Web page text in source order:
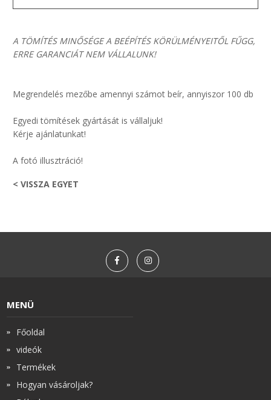
A TÖMÍTÉS MINŐSÉGE A BEÉPÍTÉS KÖRÜLMÉNYEITŐL FŰGG,
ERRE GARANCIÁT NEM VÁLLALUNK!
Megrendelés mezőbe amennyi számot beír, annyiszor 100 db
Egyedi tömítések gyártását is vállaljuk!
Kérje ajánlatunkat!
A fotó illusztráció!
< VISSZA EGYET
MENÜ
Főoldal
videók
Termékek
Hogyan vásároljak?